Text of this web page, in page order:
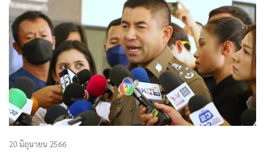
เด็กนั้นจะยินยอมหรือไม่ก็ตาม กระทำอนาจารแก่เด็กอายุยังไม่
เกินสิบสามปีโดยเด็กนั้นจะยินยอมหรือไม่ก็ตาม
20 มิถุนายน 2566